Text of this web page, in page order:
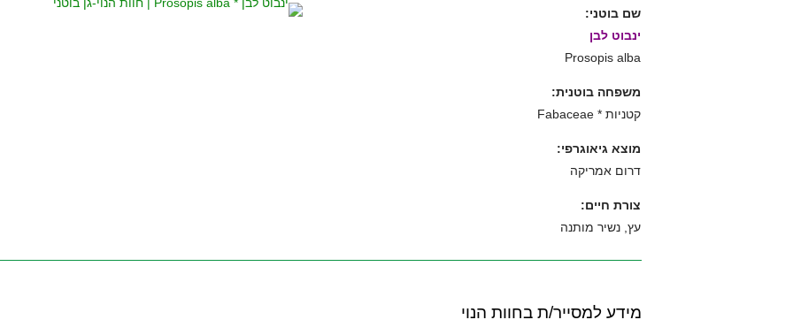
שם בוטני:
ינבוט לבן
Prosopis alba
משפחה בוטנית:
קטניות * Fabaceae
מוצא גיאוגרפי:
דרום אמריקה
צורת חיים:
עץ, נשיר מותנה
מידע למסייר/ת בחוות הנוי